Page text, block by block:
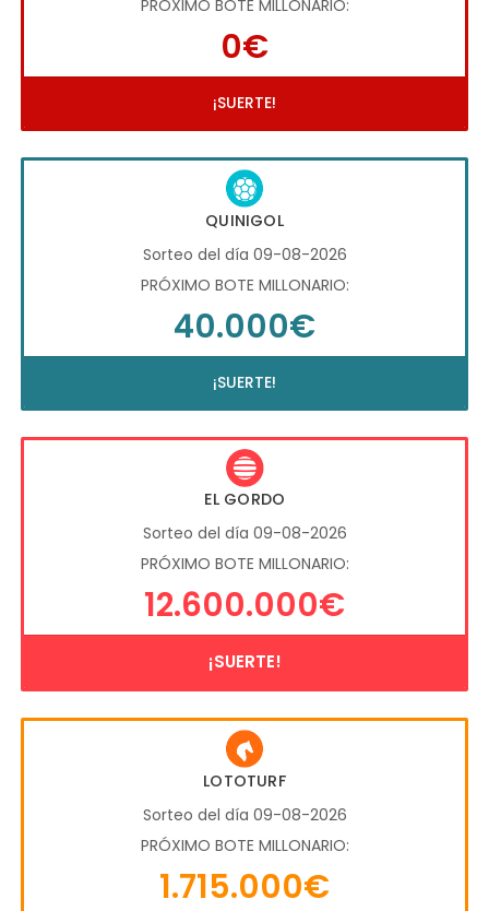
PRÓXIMO BOTE MILLONARIO:
0€
¡SUERTE!
QUINIGOL
Sorteo del día 09-08-2026
PRÓXIMO BOTE MILLONARIO:
40.000€
¡SUERTE!
EL GORDO
Sorteo del día 09-08-2026
PRÓXIMO BOTE MILLONARIO:
12.600.000€
¡SUERTE!
LOTOTURF
Sorteo del día 09-08-2026
PRÓXIMO BOTE MILLONARIO:
1.715.000€